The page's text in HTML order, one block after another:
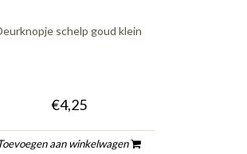
schelp goud klein
€4,25
aan winkelwagen